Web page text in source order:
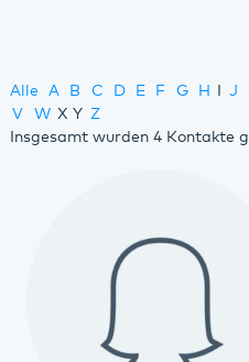
Alle A B C D E F G H J
V
W X Y Z
Insgesamt wurden 4 Kontakte